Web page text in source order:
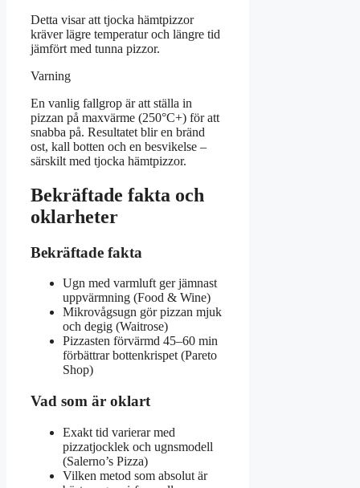
Detta visar att tjocka hämtpizzor
kräver lägre temperatur och längre tid
jämfört med tunna pizzor.
Varning
En vanlig fallgrop är att ställa in
pizzan på maxvärme (250°C+) för att
snabba på. Resultatet blir en bränd
ost, kall botten och en besvikelse –
särskilt med tjocka hämtpizzor.
Bekräftade fakta och
oklarheter
Bekräftade fakta
Ugn med varmluft ger jämnast
uppvärmning (Food & Wine)
Mikrovågsugn gör pizzan mjuk
och degig (Waitrose)
Pizzasten förvärmd 45–60 min
förbättrar bottenkrispet (Pareto
Shop)
Vad som är oklart
Exakt tid varierar med
pizzatjocklek och ugnsmodell
(Salerno’s Pizza)
Vilken metod som absolut är